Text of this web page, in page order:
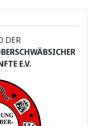
DER
E.V.